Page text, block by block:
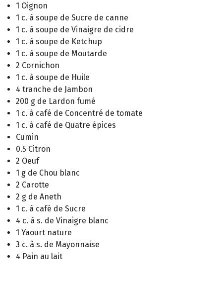
1 Oignon
1 c. à soupe de Sucre de canne
1 c. à soupe de Vinaigre de cidre
1 c. à soupe de Ketchup
1 c. à soupe de Moutarde
2 Cornichon
1 c. à soupe de Huile
4 tranche de Jambon
200 g de Lardon fumé
1 c. à café de Concentré de tomate
1 c. à café de Quatre épices
Cumin
0.5 Citron
2 Oeuf
1 g de Chou blanc
2 Carotte
2 g de Aneth
1 c. à café de Sucre
4 c. à s. de Vinaigre blanc
1 Yaourt nature
3 c. à s. de Mayonnaise
4 Pain au lait